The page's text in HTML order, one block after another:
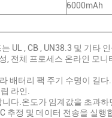
6000mAh
UL , CB , UN38.3 및 기타
, 전체 프로세스 온라인 모니
배터리 팩 주기 수명이 길다.
라인.
다.온도가 임계값을 초과
추정 및 데이터 전송을 실행